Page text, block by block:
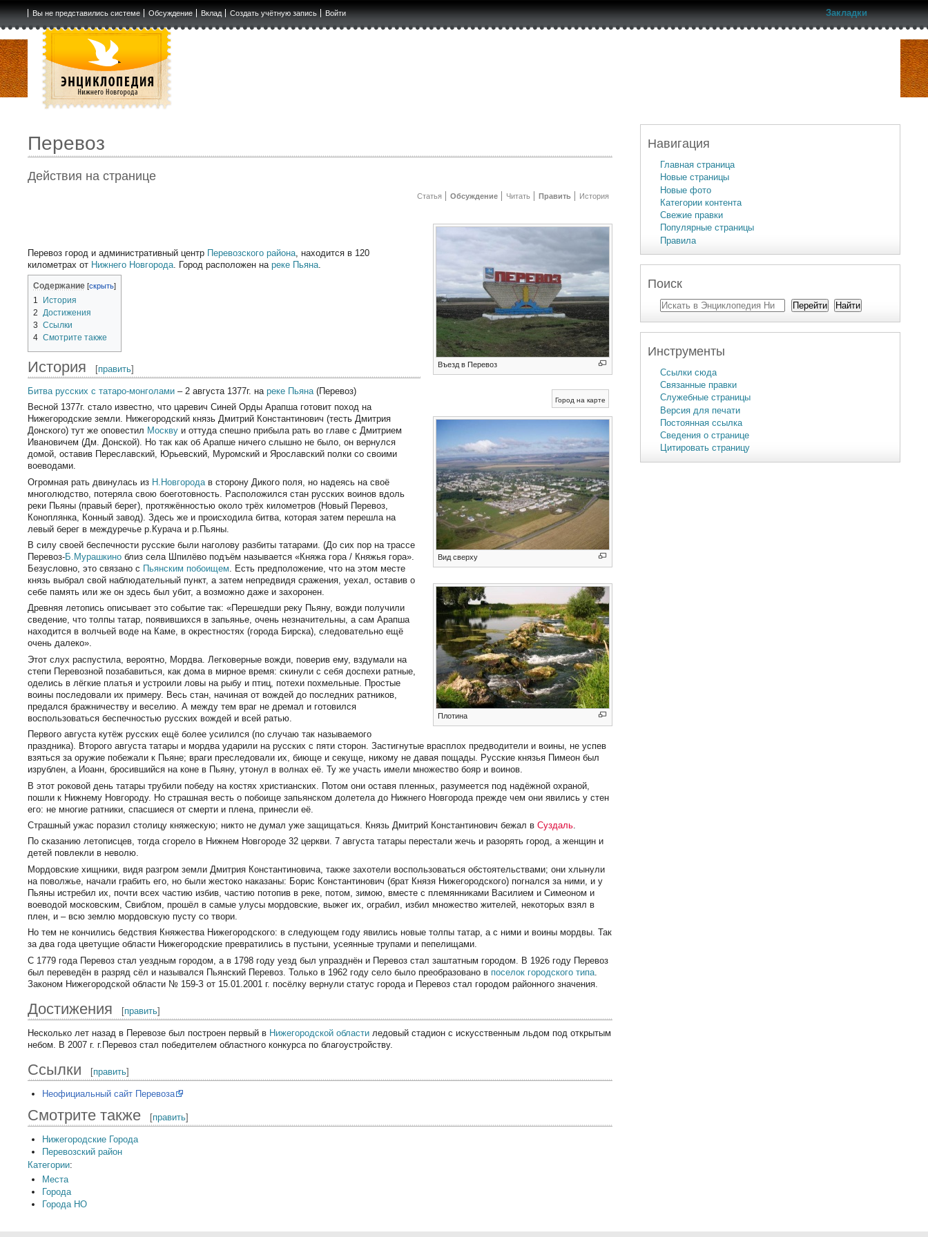
Вы не представились системе Обсуждение Вклад Создать учётную запись Войти Закладки
Перевоз
Действия на странице
Статья Обсуждение Читать Править История
Въезд в Перевоз
Город на карте
Вид сверху
Плотина
Перевоз город и административный центр Перевозского района , находится в 120
километрах от Нижнего Новгорода . Город расположен нареке Пьяна
Содержание
1
История
2 Достижения
3 Ссылки
4 Смотрите также
История [править]
Битва русских с татаро-монголами – 2 августа 1377г. нареке Пьяна (Перевоз)
Весной 1377г. стало известно, что царевич Синей Орды Арапша готовит поход на
Нижегородские земли. Нижегородский князь Дмитрий Константинович (тесть Дмитрия
Донского) тут же оповестил Москву и оттуда спешно прибыла рать во главе с Дмитрием
Ивановичем (Дм. Донской). Но так как об Арапше ничего слышно не было, он вернулся
домой, оставив Переславский, Юрьевский, Муромский и Ярославский полки со своими
воеводами.
Огромная рать двинулась из Н.Новгорода в сторону Дикого поля, но надеясь на своё
многолюдство, потеряла свою боеготовность. Расположился стан русских воинов вдоль
реки Пьяны (правый берег), протяжённостью около трёх километров (Новый Перевоз,
Коноплянка, Конный завод). Здесь же и происходила битва, которая затем перешла на
левый берег в междуречье р.Курача и р.Пьяны.
В силу своей беспечности русские были наголову разбиты татарами. (До сих пор на трассе
Перевоз-Б.Мурашкино близ села Шпилёво подъём называется «Княжа гора / Княжья гора».
Безусловно, это связано с Пьянским побоищем. Есть предположение, что на этом месте
князь выбрал свой наблюдательный пункт, а затем непредвидя сражения, уехал, оставив о
себе память или же он здесь был убит, а возможно даже и захоронен.
Древняя летопись описывает это событие так: «Перешедши реку Пьяну, вожди получили
сведение, что толпы татар, появившихся в запьянье, очень незначительны, а сам Арапша
находится в волчьей воде на Каме, в окрестностях (города Бирска), следовательно ещё
очень далеко».
Этот слух распустила, вероятно, Мордва. Легковерные вожди, поверив ему, вздумали на
степи Перевозной позабавиться, как дома в мирное время: скинули с себя доспехи ратные,
оделись в лёгкие платья и устроили ловы на рыбу и птиц, потехи похмельные. Простые
воины последовали их примеру. Весь стан, начиная от вождей до последних ратников,
предался бражничеству и веселию. А между тем враг не дремал и готовился
воспользоваться беспечностью русских вождей и всей ратью.
Первого августа кутёж русских ещё более усилился (по случаю так называемого
праздника). Второго августа татары и мордва ударили на русских с пяти сторон. Застигнутые врасплох предводители и воины, не успев
взяться за оружие побежали к Пьяне; враги преследовали их, биюще и секуще, никому не давая пощады. Русские князья Пимеон был
изрублен, а Иоанн, бросившийся на коне в Пьяну, утонул в волнах её. Ту же участь имели множество бояр и воинов.
В этот роковой день татары трубили победу на костях христианских. Потом они оставя пленных, разумеется под надёжной охраной,
пошли к Нижнему Новгороду. Но страшная весть о побоище запьянском долетела до Нижнего Новгорода прежде чем они явились у стен
его: не многие ратники, спасшиеся от смерти и плена, принесли её.
Страшный ужас поразил столицу княжескую; никто не думал уже защищаться. Князь Дмитрий Константинович бежал вСуздаль
По сказанию летописцев, тогда сгорело в Нижнем Новгороде 32 церкви. 7 августа татары перестали жечь и разорять город, а женщин и
детей повлекли в неволю.
Мордовские хищники, видя разгром земли Дмитрия Константиновича, также захотели воспользоваться обстоятельствами; они хлынули
на поволжье, начали грабить его, но были жестоко наказаны: Борис Константинович (брат Князя Нижегородского) погнался за ними, и у
Пьяны истребил их, почти всех частию избив, частию потопив в реке, потом, зимою, вместе с племянниками Василием и Симеоном и
воеводой московским, Свиблом, прошёл в самые улусы мордовские, выжег их, ограбил, избил множество жителей, некоторых взял в
плен, и – всю землю мордовскую пусту со твори.
Но тем не кончились бедствия Княжества Нижегородского: в следующем году явились новые толпы татар, а с ними и воины мордвы. Так
за два года цветущие области Нижегородские превратились в пустыни, усеянные трупами и пепелищами.
С 1779 года Перевоз стал уездным городом, а в 1798 году уезд был упразднён и Перевоз стал заштатным городом. В 1926 году Перевоз
был переведён в разряд сёл и назывался Пьянский Перевоз. Только в 1962 году село было преобразовано в поселок городского типа
Законом Нижегородской области № 159-З от 15.01.2001 г. посёлку вернули статус города и Перевоз стал городом районного значения.
Достижения [править]
Несколько лет назад в Перевозе был построен первый в Нижегородской области ледовый стадион с искусственным льдом под открытым
небом. В 2007 г. г.Перевоз стал победителем областного конкурса по благоустройству.
Ссылки [править]
Неофициальный сайт Перевоза
Смотрите также [править]
Нижегородские Города
Перевозский район
Категории:
Места
Города
Города НО
Навигация
Главная страница
Новые страницы
Новые фото
Категории контента
Свежие правки
Популярные страницы
Правила
Поиск
Инструменты
Ссылки сюда
Связанные правки
Служебные страницы
Версия для печати
Постоянная ссылка
Сведения о странице
Цитировать страницу